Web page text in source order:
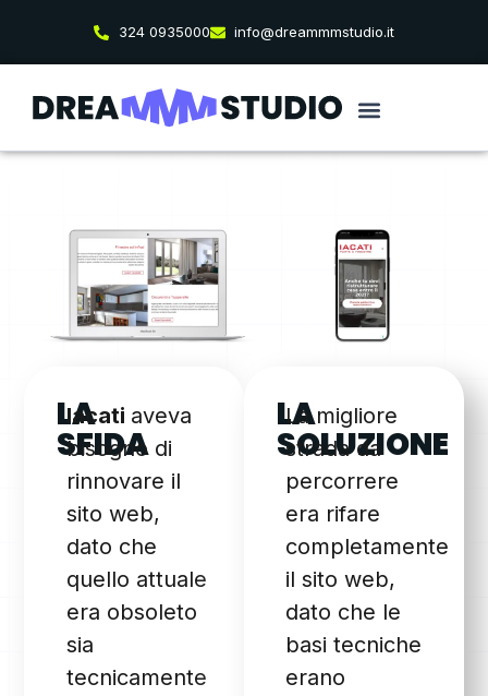
324 0935000 info@dreammmstudio.it
LA
SFIDA
Iacati aveva
bisogno di
rinnovare il
sito web,
dato che
quello attuale
era obsoleto
sia
tecnicamente
LA
SOLUZIONE
La migliore
strada da
percorrere
era rifare
completamente
il sito web,
dato che le
basi tecniche
erano